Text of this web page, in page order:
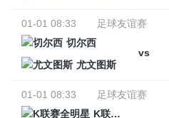
01-01 08:33
足球友谊赛
切尔西
vs
尤文图斯
01-01 08:33
足球友谊赛
K联赛全明星